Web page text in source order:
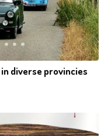
diverse provincies